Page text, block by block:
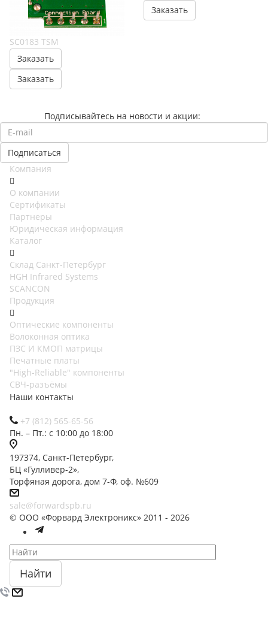
SC0183 TSM
Заказать
Заказать
Заказать
Подписывайтесь на новости и акции:
Компания
О компании
Сертификаты
Партнеры
Юридическая информация
Каталог
Cклад Санкт-Петербург
HGH Infrared Systems
SCANCON
Продукция
Оптические компоненты
Волоконная оптика
ПЗС И КМОП матрицы
Печатные платы
"High-Reliable" компоненты
СВЧ-разъёмы
Наши контакты
+7 (812) 565-65-56
Пн. – Пт.: с 10:00 до 18:00
197374, Санкт-Петербург,
БЦ «Гулливер-2»,
Торфяная дорога, дом 7-Ф, оф. №609
sale@forwardspb.ru
© ООО «Форвард Электроникс» 2011 - 2026
Найти